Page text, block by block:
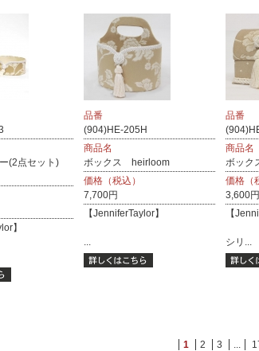
(2点セット)
】
品番
(904)HE-205H
商品名
ボックス heirloom
価格（税込）
7,700円
【JenniferTaylor】
...
品番
商品名
ボック
価格（
3,600円
【
シリ...
1 2 3 ...